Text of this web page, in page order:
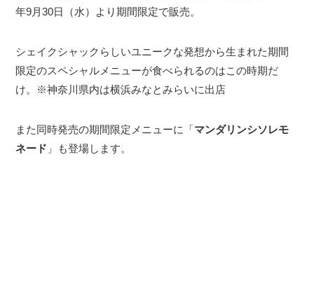
年9月30日（水）より期間限定で販売。
シェイクシャックらしいユニークな発想から生まれた期間
限定のスペシャルメニューが食べられるのはこの時期だ
け。※神奈川県内は横浜みなとみらいに出店
また同時発売の期間限定メニューに「マンダリンシソレモ
ネード 」も登場します。